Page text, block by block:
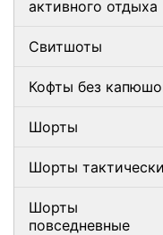
активного отдыха
Свитшоты
Кофты без
Шорты
Шорты
Шорты
повседневные